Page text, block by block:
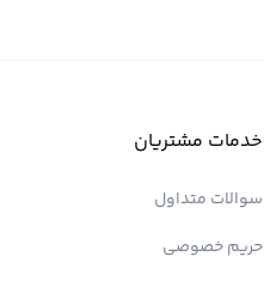
خدمات مشتریان
سوالات متداول
حریم خصوصی